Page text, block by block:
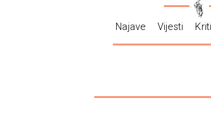
Najave Vijesti